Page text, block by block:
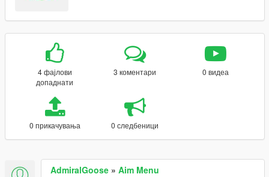
4 фајлови
допаднати
3 коментари 0 видеа
0 прикачувања 0 следбеници
AdmiralGoose » Aim Menu